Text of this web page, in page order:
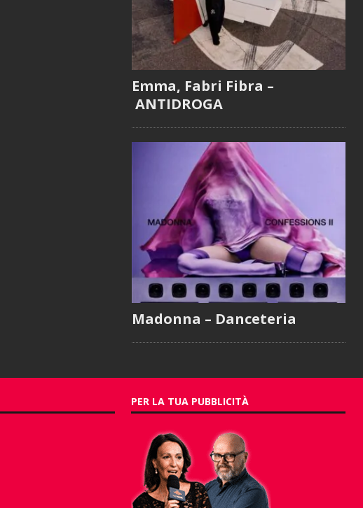
Emma, Fabri Fibra –
ANTIDROGA
Madonna – Danceteria
PER LA TUA PUBBLICITÀ